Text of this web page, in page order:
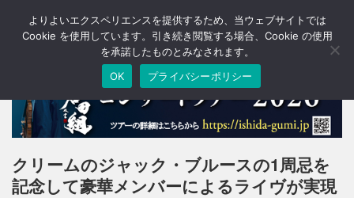
T
o
a
v
i
g
a
クリームのジャック・ブルースの1周忌を
記念して豪華メンバーによるライヴが実現
よりよいエクスペリエンスを提供するため、当ウェブサイトでは
Cookie を使用しています。引き続き閲覧する場合、Cookie の使用
を承諾したものとみなされます。
OK
プライバシーポリシー